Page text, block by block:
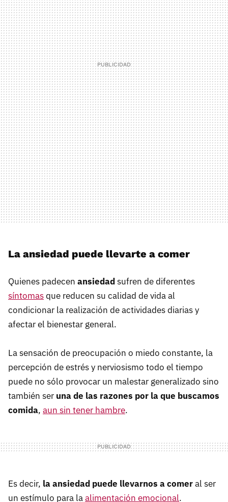
La ansiedad puede llevarte a comer
Quienes padecen ansiedadsufren de diferentes
síntomasque reducen su calidad de vida al
condicionar la realización de actividades diarias y
afectar el bienestar general.
La sensación de preocupación o miedo constante, la
percepción de estrés y nerviosismo todo el tiempo
puede no sólo provocar un malestar generalizado sino
también ser una de las razones por la que buscamos
comida, aun sin tener hambre.
Es decir, la ansiedad puede llevarnos a comeral ser
un estímulo para laalimentación emocional.